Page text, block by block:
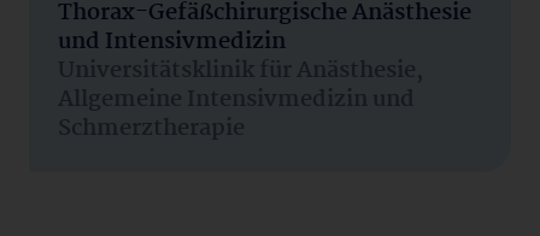
Thorax-Gefäßchirurgische Anästhesie
und Intensivmedizin
Universitätsklinik für Anästhesie,
Allgemeine Intensivmedizin und
Schmerztherapie